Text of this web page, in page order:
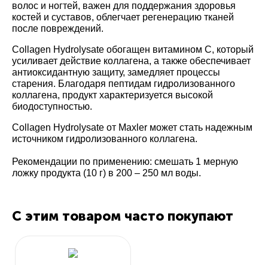
волос и ногтей, важен для поддержания здоровья
костей и суставов, облегчает регенерацию тканей
после повреждений.
Collagen Hydrolysate обогащен витамином С, который
усиливает действие коллагена, а также обеспечивает
антиоксидантную защиту, замедляет процессы
старения. Благодаря пептидам гидролизованного
коллагена, продукт характеризуется высокой
биодоступностью.
Collagen Hydrolysate от Maxler может стать надежным
источником гидролизованного коллагена.
Рекомендации по применению: смешать 1 мерную
ложку продукта (10 г) в 200 – 250 мл воды.
С этим товаром часто покупают